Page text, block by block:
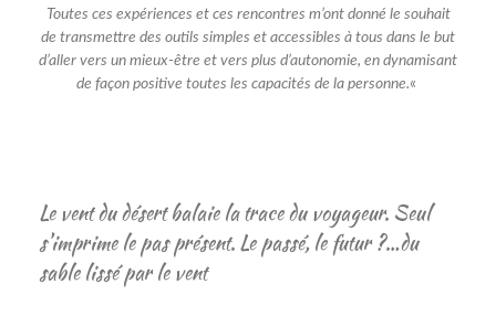
Toutes ces expériences et ces rencontres m’ont donné le souhait
de transmettre des outils simples et accessibles à tous dans le but
d’aller vers un mieux-être et vers plus d’autonomie, en dynamisant
de façon positive toutes les capacités de la personne.«
Le vent du désert balaie la trace du voyageur. Seul
s’imprime le pas présent. Le passé, le futur ?…du
sable lissé par le vent